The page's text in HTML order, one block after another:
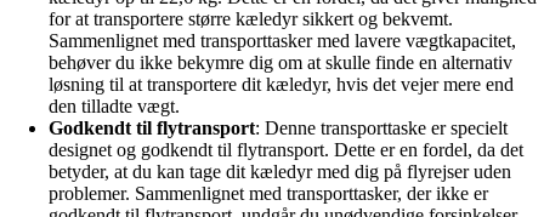
for at transportere større kæledyr sikkert og bekvemt.
Sammenlignet med transporttasker med lavere vægtkapacitet,
behøver du ikke bekymre dig om at skulle finde en alternativ
løsning til at transportere dit kæledyr, hvis det vejer mere end
den tilladte vægt.
Godkendt til flytransport: Denne transporttaske er specielt
designet og godkendt til flytransport. Dette er en fordel, da det
betyder, at du kan tage dit kæledyr med dig på flyrejser uden
problemer. Sammenlignet med transporttasker, der ikke er